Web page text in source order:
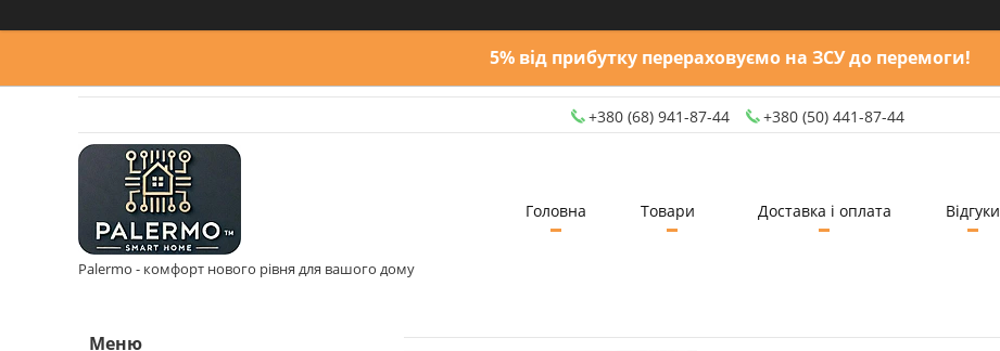
5% від прибутку перераховуємо на ЗСУ до перемоги!
+380 (68) 941-87-44 +380 (50) 441-87-44
Palermo - комфорт нового рівня для вашого дому
Головна Товари Доставка і оплата Відгуки